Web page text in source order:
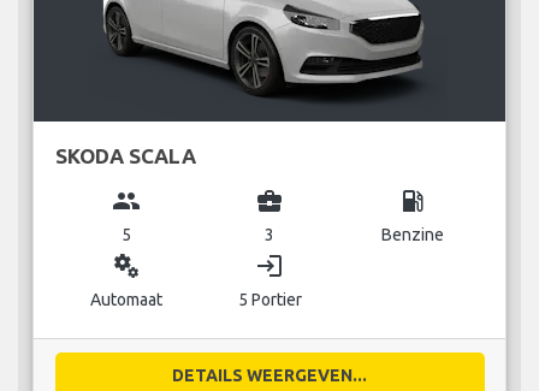
SKODA SCALA
group
5
business_center
3
local_gas_station
Benzine
miscellaneous_services
Automaat
login
5 Portier
DETAILS WEERGEVEN...